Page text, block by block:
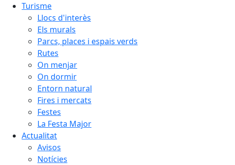
Turisme
Llocs d'interès
Els murals
Parcs, places i espais verds
Rutes
On menjar
On dormir
Entorn natural
Fires i mercats
Festes
La Festa Major
Actualitat
Avisos
Notícies